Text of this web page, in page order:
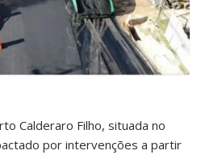
Calderaro Filho, situada no
por intervenções a partir